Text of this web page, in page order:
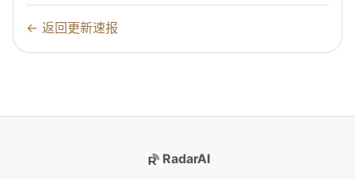
← 返回更新速报
RadarAI